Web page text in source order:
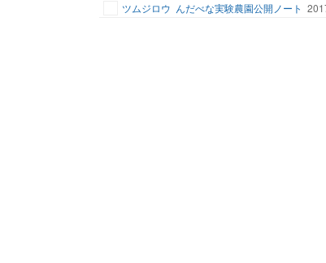
ツムジロウ んだべな実験農園公開ノート